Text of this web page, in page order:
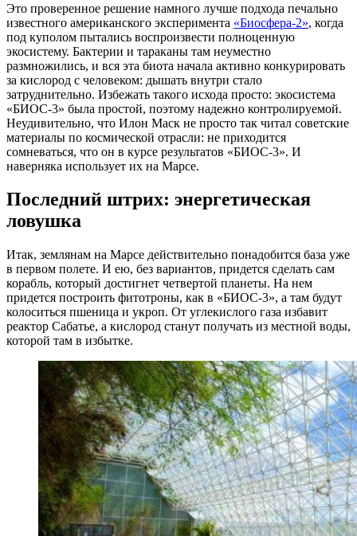
Это проверенное решение намного лучше подхода печально
известного американского эксперимента «Биосфера-2», когда
под куполом пытались воспроизвести полноценную
экосистему. Бактерии и тараканы там неуместно
размножились, и вся эта биота начала активно конкурировать
за кислород с человеком: дышать внутри стало
затруднительно. Избежать такого исхода просто: экосистема
«БИОС-3» была простой, поэтому надежно контролируемой.
Неудивительно, что Илон Маск не просто так читал советские
материалы по космической отрасли: не приходится
сомневаться, что он в курсе результатов «БИОС-3». И
наверняка использует их на Марсе.
Последний штрих: энергетическая
ловушка
Итак, землянам на Марсе действительно понадобится база уже
в первом полете. И ею, без вариантов, придется сделать сам
корабль, который достигнет четвертой планеты. На нем
придется построить фитотроны, как в «БИОС-3», а там будут
колоситься пшеница и укроп. От углекислого газа избавит
реактор Сабатье, а кислород станут получать из местной воды,
которой там в избытке.